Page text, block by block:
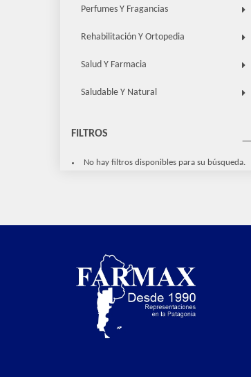
Perfumes Y Fragancias
Rehabilitación Y Ortopedia
Salud Y Farmacia
Saludable Y Natural
FILTROS
No hay filtros disponibles para su búsqueda.